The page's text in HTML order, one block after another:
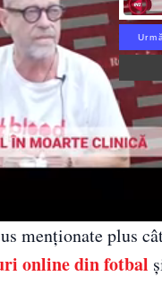
menționate plus
online din fotbal